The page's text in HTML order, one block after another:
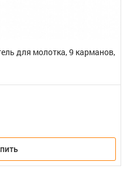
для молотка, 9 карманов,